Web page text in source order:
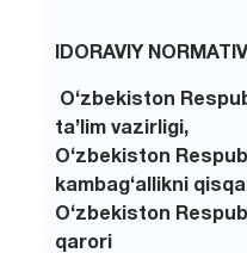
IDORAVIY
O‘zbekiston
ta’lim vazirligi,
O‘zbekiston
kambag‘allikni
O‘zbekiston
qarori